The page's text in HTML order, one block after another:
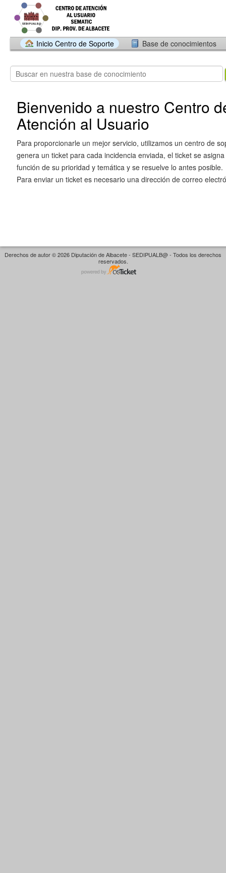
Inicio Centro de Soporte Base de conocimientos
Bienvenido a nuestro Centro
Atención al Usuario
Para proporcionarle un mejor servicio, utilizamos un centro de
genera un ticket para cada incidencia enviada, el ticket se
función de su prioridad y temática y se resuelve lo antes posible.
Para enviar un ticket es necesario una dirección de correo
Derechos de autor © 2026 Diputación de Albacete - SEDIPUALB@ - Todos los derechos
reservados.